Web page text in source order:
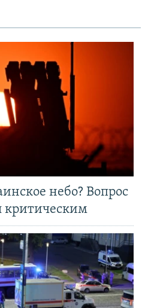
небо? Вопрос
критическим